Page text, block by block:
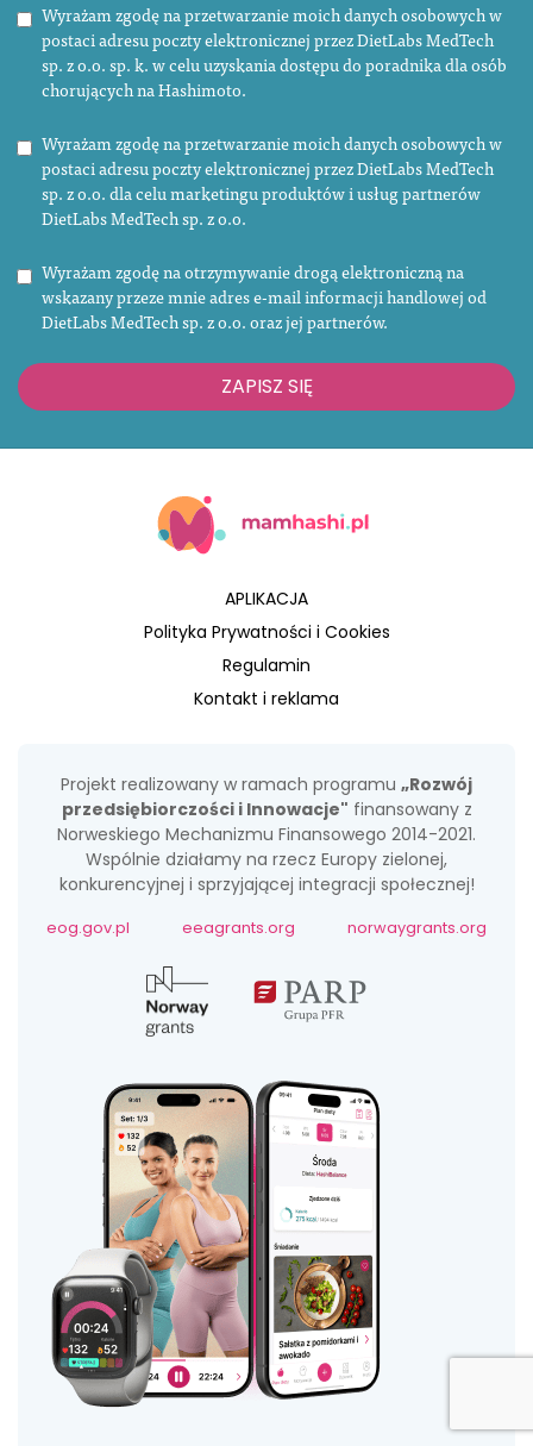
Wyrażam zgodę na przetwarzanie moich danych osobowych w
postaci adresu poczty elektronicznej przez DietLabs MedTech
sp. z o.o. sp. k. w celu uzyskania dostępu do poradnika dla osób
chorujących na Hashimoto.
Wyrażam zgodę na przetwarzanie moich danych osobowych w
postaci adresu poczty elektronicznej przez DietLabs MedTech
sp. z o.o. dla celu marketingu produktów i usług partnerów
DietLabs MedTech sp. z o.o.
Wyrażam zgodę na otrzymywanie drogą elektroniczną na
wskazany przeze mnie adres e-mail informacji handlowej od
DietLabs MedTech sp. z o.o. oraz jej partnerów.
ZAPISZ SIĘ
APLIKACJA
Polityka Prywatności i Cookies
Regulamin
Kontakt i reklama
Projekt realizowany w ramach programu „Rozwój
przedsiębiorczości i Innowacje" finansowany z
Norweskiego Mechanizmu Finansowego 2014-2021.
Wspólnie działamy na rzecz Europy zielonej,
konkurencyjnej i sprzyjającej integracji społecznej!
eog.gov.pl eeagrants.org norwaygrants.org